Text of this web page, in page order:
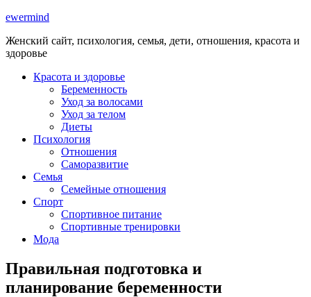
ewermind
Женский сайт, психология, семья, дети, отношения, красота и
здоровье
Красота и здоровье
Беременность
Уход за волосами
Уход за телом
Диеты
Психология
Отношения
Саморазвитие
Семья
Семейные отношения
Спорт
Спортивное питание
Спортивные тренировки
Мода
Правильная подготовка и
планирование беременности